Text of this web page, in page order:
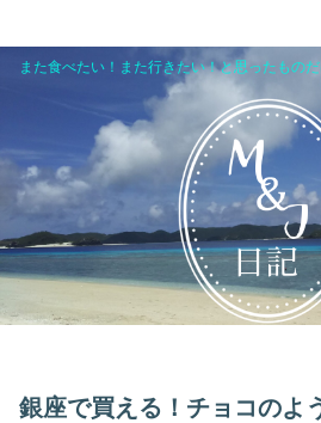
また食べたい！また行きたい！と思ったもの
銀座で買える！チョコのよ